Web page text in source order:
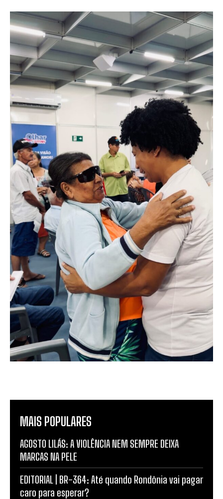
MAIS POPULARES
AGOSTO LILÁS: A VIOLÊNCIA NEM SEMPRE DEIXA
MARCAS NA PELE
EDITORIAL | BR-364: Até quando Rondônia vai pagar
caro para esperar?